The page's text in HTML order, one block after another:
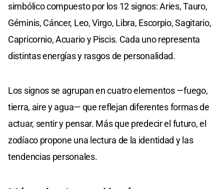
simbólico compuesto por los 12 signos: Aries, Tauro,
Géminis, Cáncer, Leo, Virgo, Libra, Escorpio, Sagitario,
Capricornio, Acuario y Piscis. Cada uno representa
distintas energías y rasgos de personalidad.
Los signos se agrupan en cuatro elementos —fuego,
tierra, aire y agua— que reflejan diferentes formas de
actuar, sentir y pensar. Más que predecir el futuro, el
zodíaco propone una lectura de la identidad y las
tendencias personales.